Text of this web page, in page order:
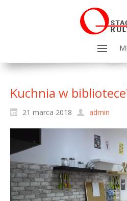
Kuchnia w
21 marca 2018 admin